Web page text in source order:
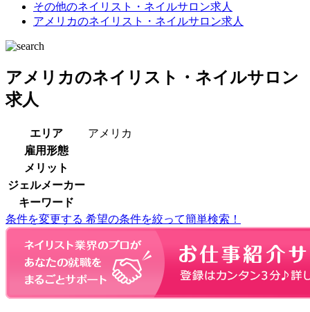
その他のネイリスト・ネイルサロン求人
アメリカのネイリスト・ネイルサロン求人
アメリカのネイリスト・ネイルサロン
求人
エリア
アメリカ
雇用形態
メリット
ジェルメーカー
キーワード
条件を変更する 希望の条件を絞って簡単検索！